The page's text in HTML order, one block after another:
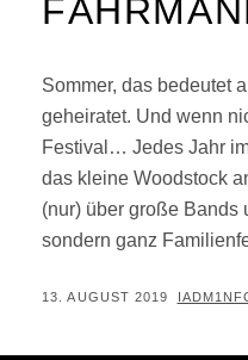
Sommer, das bedeutet
geheiratet. Und wenn
Festival… Jedes Jahr
das kleine Woodstock
(nur) über große Bands
sondern ganz
POSTED
13. AUGUST 2019 BY